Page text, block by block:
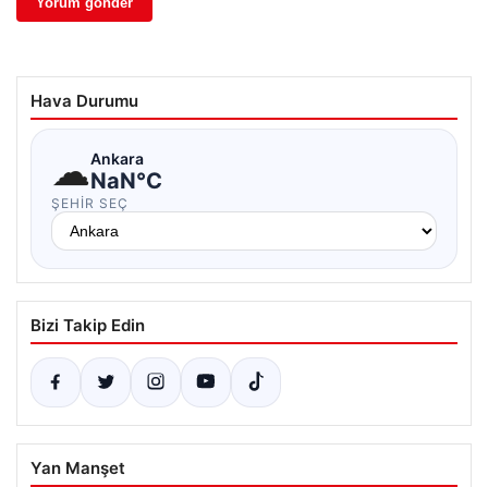
Hava Durumu
☁Ankara
NaN°C
ŞEHIR SEÇ
Bizi Takip Edin
Yan Manşet